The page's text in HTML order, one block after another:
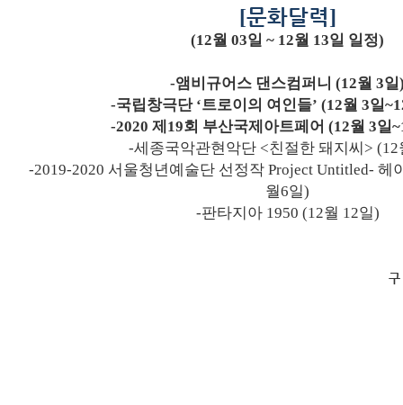
[문화달력]
(12월03일~ 12월 13일 일정)
-앰비규어스 댄스컴퍼니(12월3일
-국립창극단 ‘트로이의 여인들’ (12월 3일
-2020제 19회 부산국제아트페어(12월3일
-세종국악관현악단 <친절한 돼지씨> (12
-2019-2020 서울청년예술단 선정작Project Untitled-헤
월6일)
-판타지아 1950 (12월 12일)